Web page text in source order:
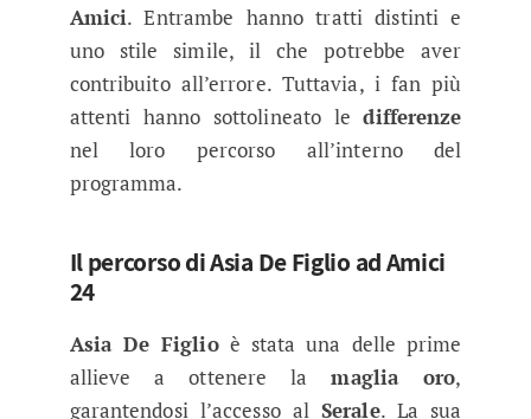
Amici. Entrambe hanno tratti distinti e
uno stile simile, il che potrebbe aver
contribuito all’errore. Tuttavia, i fan più
attenti hanno sottolineato ledifferenze
nel loro percorso all’interno del
programma.
Il percorso di Asia De Figlio ad Amici
24
Asia De Figlioè stata una delle prime
allieve a ottenere lamaglia oro,
garantendosi l’accesso alSerale. La sua